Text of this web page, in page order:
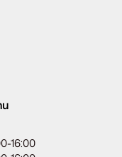
16:00